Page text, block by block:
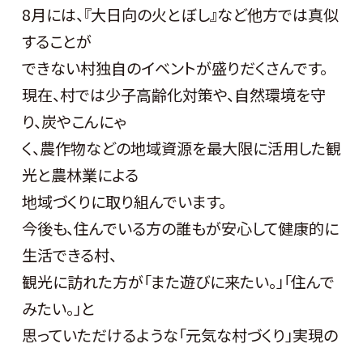
8月には、『大日向の火とぼし』など他方では真似
することが
できない村独自のイベントが盛りだくさんです。
現在、村では少子高齢化対策や、自然環境を守
り、炭やこんにゃ
く、農作物などの地域資源を最大限に活用した観
光と農林業による
地域づくりに取り組んでいます。
今後も、住んでいる方の誰もが安心して健康的に
生活できる村、
観光に訪れた方が「また遊びに来たい。」「住んで
みたい。」と
思っていただけるような「元気な村づくり」実現の